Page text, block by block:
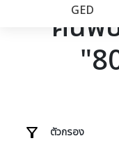
เว็บไซต์อิก
โปรโมชั่น
account_circle เข้าสู่ระบบ
GED
ค้นพ
ตัวกรอง